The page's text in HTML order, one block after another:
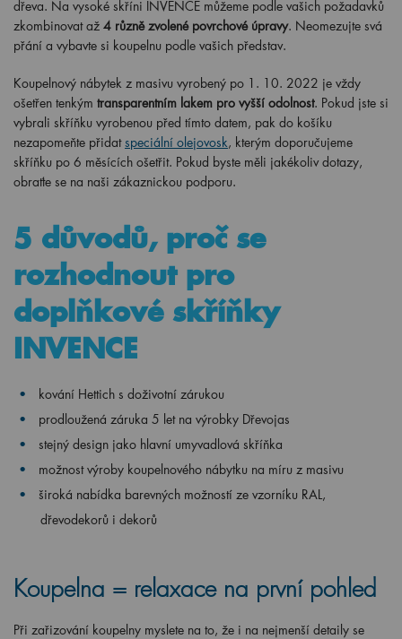
přání a vybavte si koupelnu podle vašich představ.
Koupelnový nábytek z masivu vyrobený po
ošetřen tenkýmtransparentním lakem pro vyšší odolnost. Pokud jste si
vybrali skříňku vyrobenou před tímto datem, pak do košíku
nezapomeňte přidatspeciální olejovosk, kterým doporučujeme
skříňku po 6 měsících ošetřit. Pokud byste měli jakékoliv dotazy,
obraťte se na naši zákaznickou podporu.
rozhodnout pro
doplňkové skříňky
INVENCE
prodloužená záruka 5 let na výrobky Dřevojas
stejný design jako hlavní umyvadlová skříňka
možnost výroby koupelnového nábytku na míru z masivu
široká nabídka barevných možností ze vzorníku RAL,
dřevodekorů i dekorů
Při zařizování koupelny myslete na to, že i na nejmenší detaily se
budete dívat každý den hned několikrát. Proto je zásadní aby vše